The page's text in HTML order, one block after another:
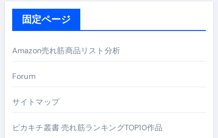
固定ページ
Amazon売れ筋商品リスト分析
Forum
サイトマップ
ピカキチ叢書 売れ筋ランキングTOP10作品